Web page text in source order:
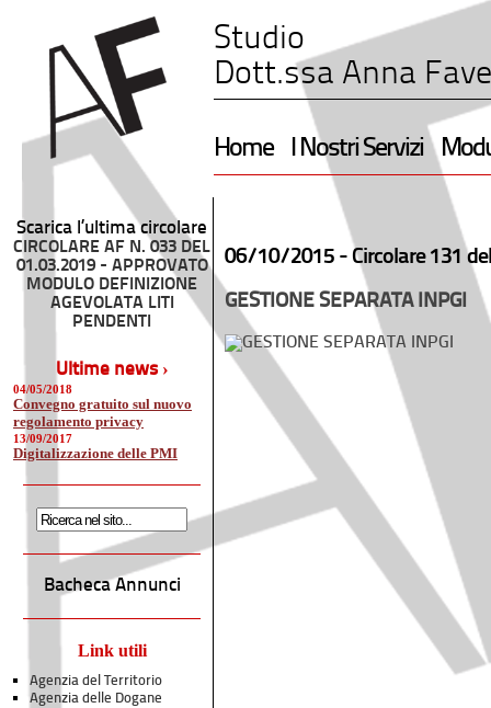
Studio
Dott.ssa Anna
Home I Nostri Servizi
Scarica l’ultima circolare
CIRCOLARE AF N. 033 DEL
01.03.2019 - APPROVATO
MODULO DEFINIZIONE
AGEVOLATA LITI
PENDENTI
Ultime news ›
04/05/2018
Convegno gratuito sul nuovo
regolamento privacy
13/09/2017
Digitalizzazione delle PMI
Bacheca Annunci
Link utili
Agenzia del Territorio
Agenzia delle Dogane
06/10/2015 - Circolare 131
GESTIONE SEPARATA INPGI